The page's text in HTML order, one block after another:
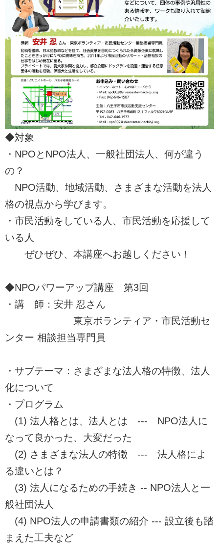
◆対象
・NPOとNPO法人、一般社団法人、何が違う
の？
NPO活動、地域活動、さまざまな活動を法人
格の視点から学びます。
・市民活動をしている人、市民活動を応援して
いる人
ぜひぜひ、本講座へお越しください！
◆NPOパワーアップ講座 第3回
・講 師：安井 忍さん
東京ボランティア・市民活動セ
ンター 相談担当専門員
・サブテーマ：さまざまな法人格の特徴、法人
化について
・プログラム
(1) 法人格とは、法人とは --- NPO法人に
なって良かった、大変だった
(2) さまざまな法人の特徴 --- 法人格によ
る違いとは？
(3) 法人になるための手続き -- NPO法人と一
般社団法人
(4) NPO法人の申請書類の紹介 --- 設立後も踏
まえた工夫など